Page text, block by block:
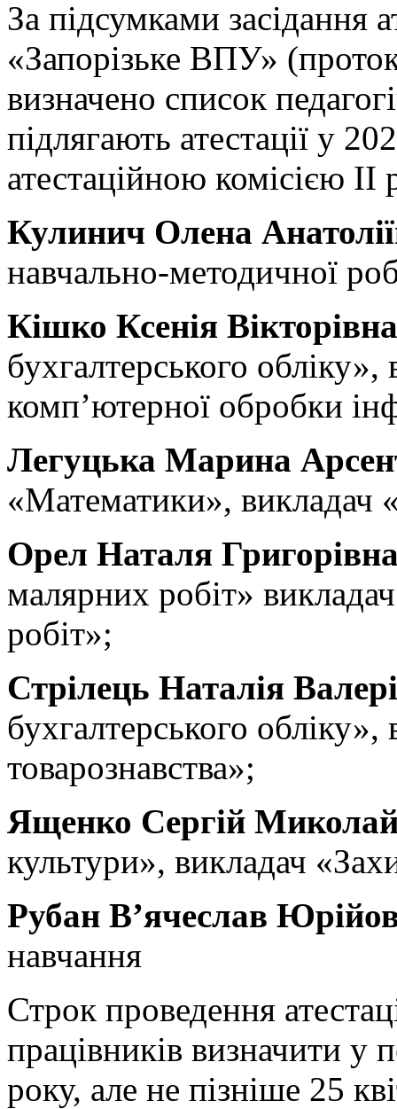
За підсумками засідання
«Запорізьке ВПУ»
визначено список
підлягають атестації у
атестаційною комісією ІІ
Кулинич Олена
навчально-методичної
Кішко Ксенія Вікторівна
бухгалтерського обліку»,
комп’ютерної обробки
Легуцька Марина
«Математики», викладач
Орел Наталя
малярних робіт»
робіт»;
Стрілець Наталія
бухгалтерського
товарознавства»;
Ященко Сергій
культури», викладач
Рубан В’ячеслав
навчання
Строк проведення
працівників визначити у
року, але не пізніше 25